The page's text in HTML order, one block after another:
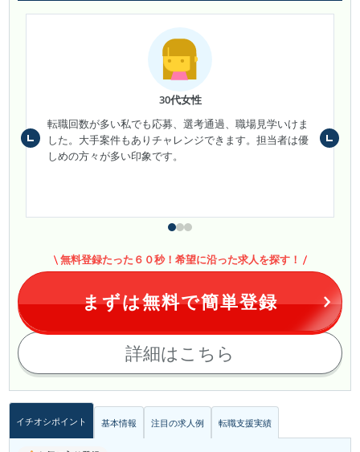
30代女性
転職回数が多い私でも応募、選考通過、職場見学いけま
した。大手案件もありチャレンジできます。担当者は優
しめの方々が多い印象です。
詳細はこちら
無料登録たった６０秒！希望に沿った求人を探す！
まずは無料で簡単登録
イチオシポイント 基本情報 注目の求人例 転職支援実績